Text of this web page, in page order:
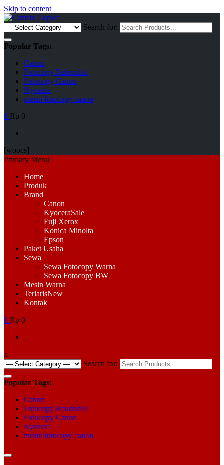
Skip to content
Search for:
Popular Tags:
Canon
Fotocopy Rekondisi
Fotocopy Canon
Kyocera
mesin fotocopy canon
0 Rp 0
[woocs]
Primary Menu
Home
Produk
Brand
Canon
KyoceraSale
Fuji Xerox
Konica Minolta
Epson
Paket Usaha
Sewa
Sewa Fotocopy Warna
Sewa Fotocopy BW
Mesin Warna
TerlarisNew
Kontak
0 Rp 0
x
Search for:
Popular Tags:
Canon
Fotocopy Rekondisi
Fotocopy Canon
Kyocera
mesin fotocopy canon